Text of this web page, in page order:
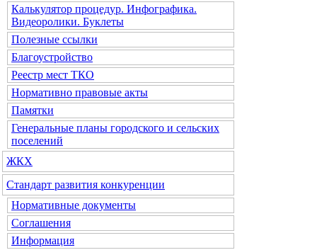
Калькулятор процедур. Инфографика.
Видеоролики. Буклеты
Полезные ссылки
Благоустройство
Реестр мест ТКО
Нормативно правовые акты
Памятки
Генеральные планы городского и сельских
поселений
ЖКХ
Стандарт развития конкуренции
Нормативные документы
Соглашения
Информация